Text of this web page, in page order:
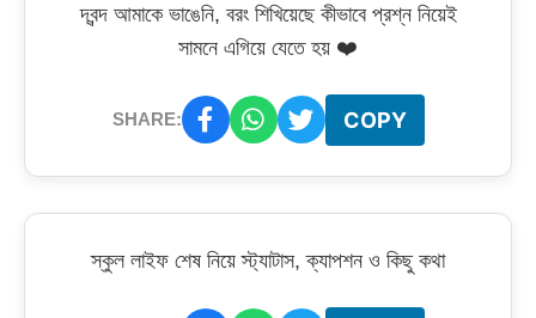
দ্বন্দ আমাকে ভাঙেনি, বরং শিখিয়েছে কীভাবে প্রশ্ন নিয়েই
সামনে এগিয়ে যেতে হয় ❤️
SHARE: COPY
স্কুল লাইফ শেষ নিয়ে স্ট্যাটাস, ক্যাপশন ও কিছু কথা